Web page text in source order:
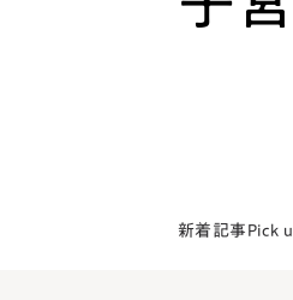
新着記事Pick